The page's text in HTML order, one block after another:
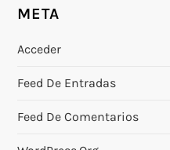
META
Acceder
Feed De Entradas
Feed De Comentarios